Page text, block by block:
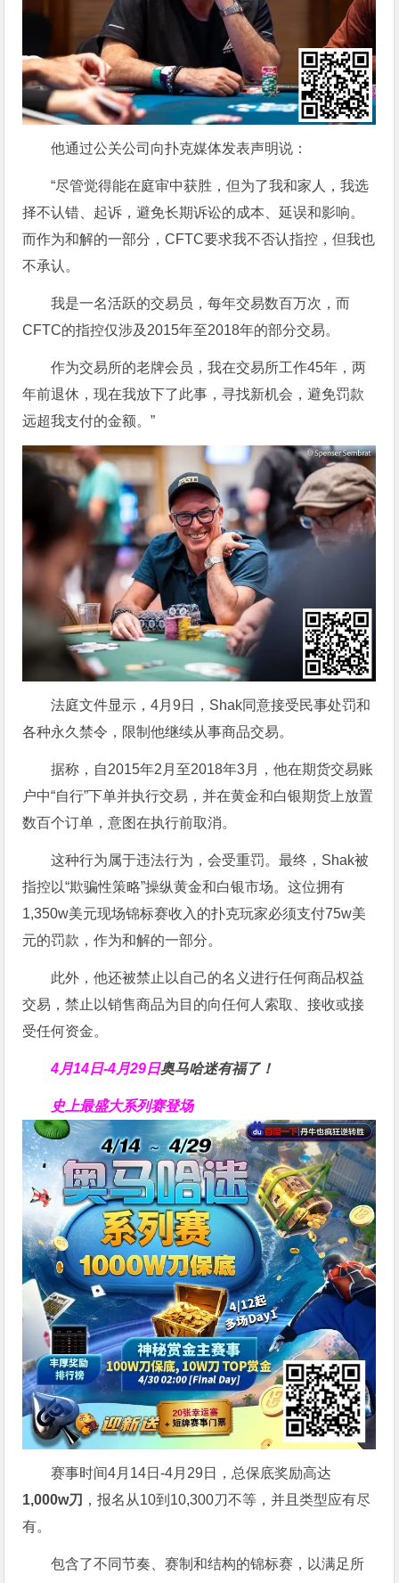
他通过公关公司向扑克媒体发表声明说：
“尽管觉得能在庭审中获胜，但为了我和家人，我选
择不认错、起诉，避免长期诉讼的成本、延误和影响。
而作为和解的一部分，CFTC要求我不否认指控，但我也
不承认。
我是一名活跃的交易员，每年交易数百万次，而
CFTC的指控仅涉及2015年至2018年的部分交易。
作为交易所的老牌会员，我在交易所工作45年，两
年前退休，现在我放下了此事，寻找新机会，避免罚款
远超我支付的金额。”
法庭文件显示，4月9日，Shak同意接受民事处罚和
各种永久禁令，限制他继续从事商品交易。
据称，自2015年2月至2018年3月，他在期货交易账
户中“自行”下单并执行交易，并在黄金和白银期货上放置
数百个订单，意图在执行前取消。
这种行为属于违法行为，会受重罚。最终，Shak被
指控以“欺骗性策略”操纵黄金和白银市场。这位拥有
1,350w美元现场锦标赛收入的扑克玩家必须支付75w美
元的罚款，作为和解的一部分。
此外，他还被禁止以自己的名义进行任何商品权益
交易，禁止以销售商品为目的向任何人索取、接收或接
受任何资金。
4月14日-4月29日奥马哈迷有福了！
史上最盛大系列赛登场
赛事时间4月14日-4月29日，总保底奖励高达
1,000w刀 ，报名从10到10,300刀不等，并且类型应有尽
有。
包含了不同节奏、赛制和结构的锦标赛，以满足所